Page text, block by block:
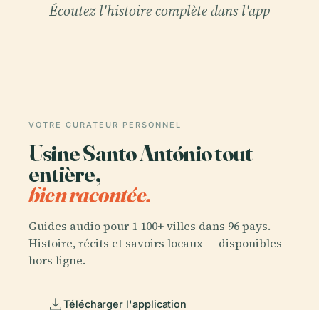
Écoutez l'histoire complète dans l'app
VOTRE CURATEUR PERSONNEL
Usine Santo António tout
entière,
bien racontée.
Guides audio pour 1 100+ villes dans 96 pays.
Histoire, récits et savoirs locaux — disponibles
hors ligne.
Télécharger l'application